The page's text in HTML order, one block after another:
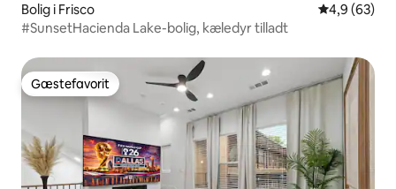
Bolig i Frisco 4,9 ud af 5 i
4,9 (63)
#SunsetHacienda Lake-bolig, kæledyr tilladt
Gæstefavorit
Gæstefavorit